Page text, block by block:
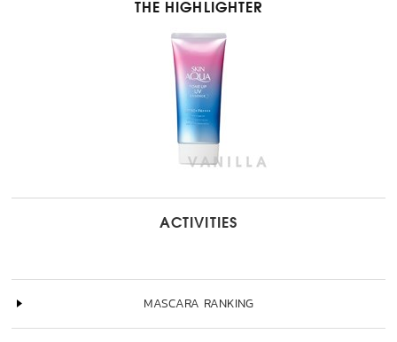
THE HIGHLIGHTER
ACTIVITIES
MASCARA RANKING